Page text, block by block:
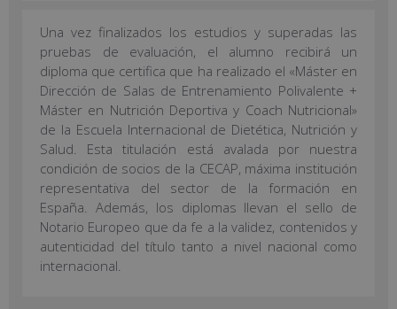
Una vez finalizados los estudios y superadas las
pruebas de evaluación, el alumno recibirá un
diploma que certifica que ha realizado el «Máster en
Dirección de Salas de Entrenamiento Polivalente +
Máster en Nutrición Deportiva y Coach Nutricional»
de la Escuela Internacional de Dietética, Nutrición y
Salud. Esta titulación está avalada por nuestra
condición de socios de la CECAP, máxima institución
representativa del sector de la formación en
España. Además, los diplomas llevan el sello de
Notario Europeo que da fe a la validez, contenidos y
autenticidad del título tanto a nivel nacional como
internacional.